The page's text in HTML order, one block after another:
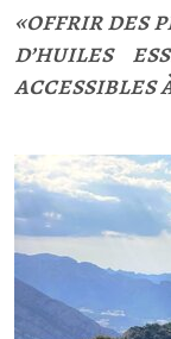
offrir des
d’huiles
accessibles